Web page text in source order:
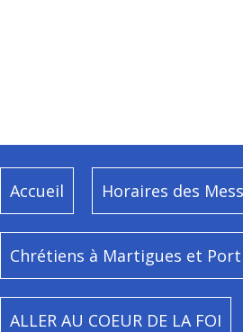
Accueil Horaires des
Chrétiens à Martigues et
ALLER AU COEUR DE LA FOI